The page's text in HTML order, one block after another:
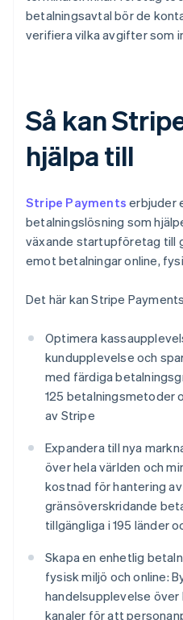
betalningsavtal bör de
verifiera vilka avgifter som
Så kan
hjälpa till
Stripe Payments erbjuder
betalningslösning som
växande startupföretag till
emot betalningar online,
Det här kan Stripe
Optimera
kundupplevelse och
med färdiga
125 betalningsmetoder
av Stripe
Expandera till nya
över hela världen och
kostnad för hantering
gränsöverskridande
tillgängliga i 195 länder
Skapa en enhetlig
fysisk miljö och online:
handelsupplevelse
kanaler för att